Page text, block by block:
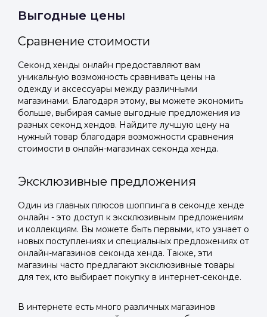
профиль
Мы отправим код для входа на ваш
номер телефона.
Телефон
Отправить код
Подать заявку
Отправьте заявку через мессенджер-бот — магазины
увидят её и пришлют предложения. Фото, описание и
AI-оценка прямо в чате.
Telegram
ВКонтакте
или подайте через форму на сайте
Подать заявку
Отправьте заявку через мессенджер-бот — магазины
увидят её и пришлют предложения. Фото, описание и
AI-оценка прямо в чате.
Telegram
ВКонтакте
или подайте через форму на сайте
Выгодные цены
Сравнение стоимости
Секонд хенды онлайн предоставляют вам
уникальную возможность сравнивать цены на
одежду и аксессуары между различными
магазинами. Благодаря этому, вы можете экономить
больше, выбирая самые выгодные предложения из
разных секонд хендов. Найдите лучшую цену на
нужный товар благодаря возможности сравнения
стоимости в онлайн-магазинах секонда хенда.
Эксклюзивные предложения
Один из главных плюсов шоппинга в секонде хенде
онлайн - это доступ к эксклюзивным предложениям
и коллекциям. Вы можете быть первыми, кто узнает о
новых поступлениях и специальных предложениях от
онлайн-магазинов секонда хенда. Также, эти
магазины часто предлагают эксклюзивные товары
для тех, кто выбирает покупку в интернет-секонде.
В интернете есть много различных магазинов